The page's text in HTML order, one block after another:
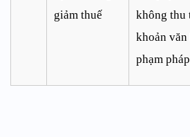
giảm thuế
không thu
khoản
phạm